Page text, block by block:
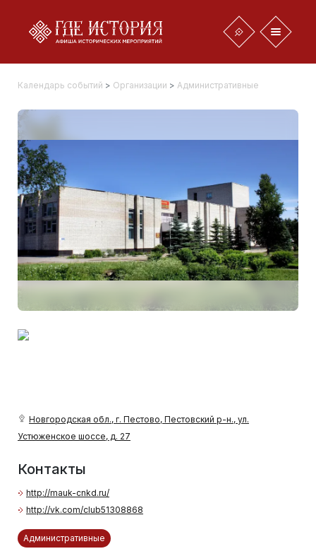
Календарь событий > Организации > Административные
Новгородская обл., г. Пестово, Пестовский р-н., ул.
Устюженское шоссе, д. 27
Контакты
http://mauk-cnkd.ru/
http://vk.com/club51308868
Административные